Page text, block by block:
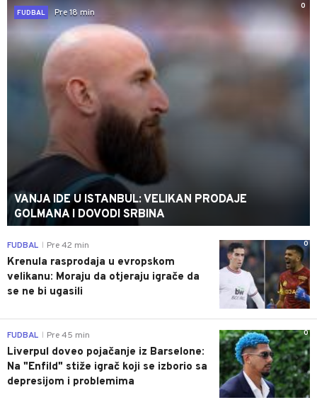
0
FUDBAL
Pre 18 min
VANJA IDE U ISTANBUL: VELIKAN PRODAJE
GOLMANA I DOVODI SRBINA
0
FUDBAL Pre 42 min
Krenula rasprodaja u evropskom
velikanu: Moraju da otjeraju igrače da
se ne bi ugasili
0
FUDBAL Pre 45 min
Liverpul doveo pojačanje iz Barselone:
Na "Enfild" stiže igrač koji se izborio sa
depresijom i problemima